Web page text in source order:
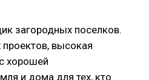
загородных поселков.
высокая
хорошей
и дома для тех, кто